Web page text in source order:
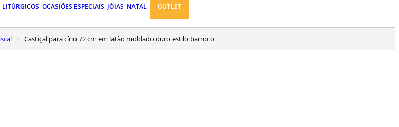
OCASIÕES ESPECIAIS JÓIAS NATAL OUTLET
Castiçal para círio 72 cm em latão moldado ouro estilo barroco